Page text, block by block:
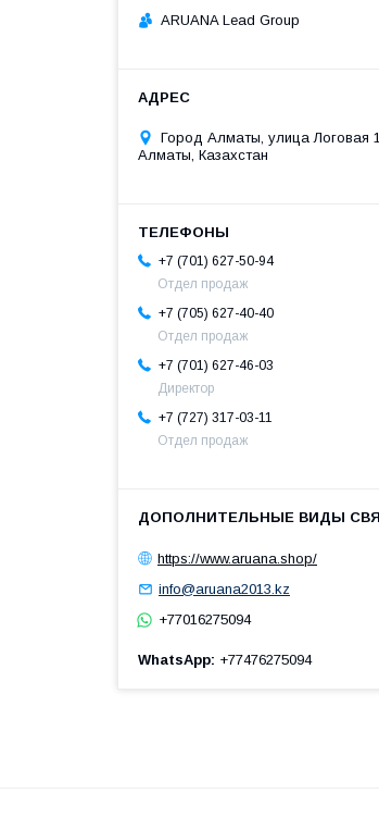
ARUANA Lead Group
Город Алматы, улица Логовая
Алматы, Казахстан
+7 (701) 627-50-94
Отдел продаж
+7 (705) 627-40-40
Отдел продаж
+7 (701) 627-46-03
Директор
+7 (727) 317-03-11
Отдел продаж
https://www.aruana.shop/
info@aruana2013.kz
+77016275094
WhatsApp +77476275094